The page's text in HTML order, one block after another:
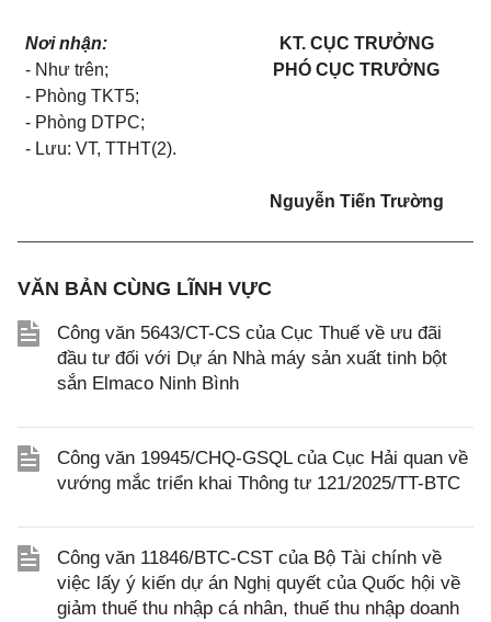
Nơi nhận:
- Như trên;
- Phòng TKT5;
- Phòng DTPC;
- Lưu: VT, TTHT(2).
KT. CỤC TRƯỞNG
PHÓ CỤC TRƯỞNG
Nguyễn Tiến Trường
VĂN BẢN CÙNG LĨNH VỰC
Công văn 5643/CT-CS của Cục Thuế về ưu đãi
đầu tư đối với Dự án Nhà máy sản xuất tinh bột
sắn Elmaco Ninh Bình
Công văn 19945/CHQ-GSQL của Cục Hải quan về
vướng mắc triển khai Thông tư 121/2025/TT-BTC
Công văn 11846/BTC-CST của Bộ Tài chính về
việc lấy ý kiến dự án Nghị quyết của Quốc hội về
giảm thuế thu nhập cá nhân, thuế thu nhập doanh